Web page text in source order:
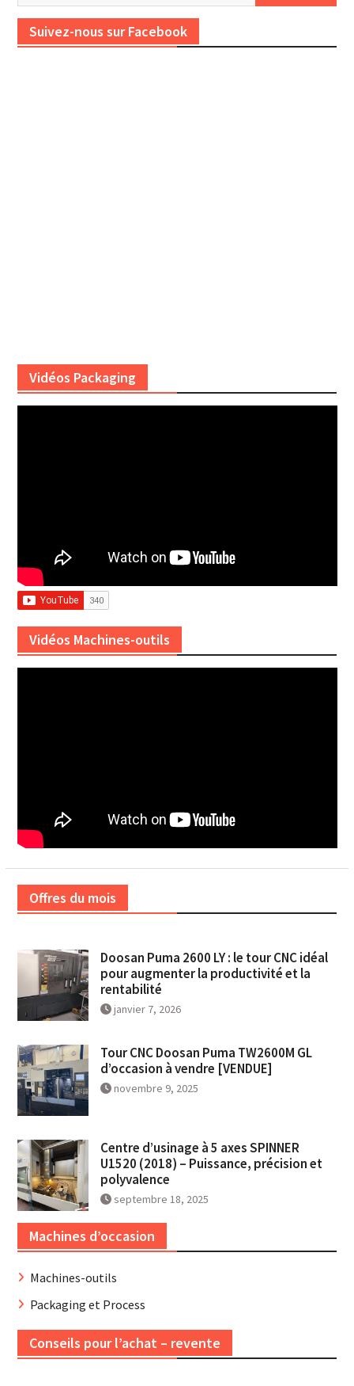
Suivez-nous sur Facebook
Vidéos Packaging
Vidéos Machines-outils
Offres du mois
Doosan Puma 2600 LY : le tour CNC idéal
pour augmenter la productivité et la
rentabilité
janvier 7, 2026
Tour CNC Doosan Puma TW2600M GL
d’occasion à vendre [VENDUE]
novembre 9, 2025
Centre d’usinage à 5 axes SPINNER
U1520 (2018) – Puissance, précision et
polyvalence
septembre 18, 2025
Machines d’occasion
Machines-outils
Packaging et Process
Conseils pour l’achat – revente